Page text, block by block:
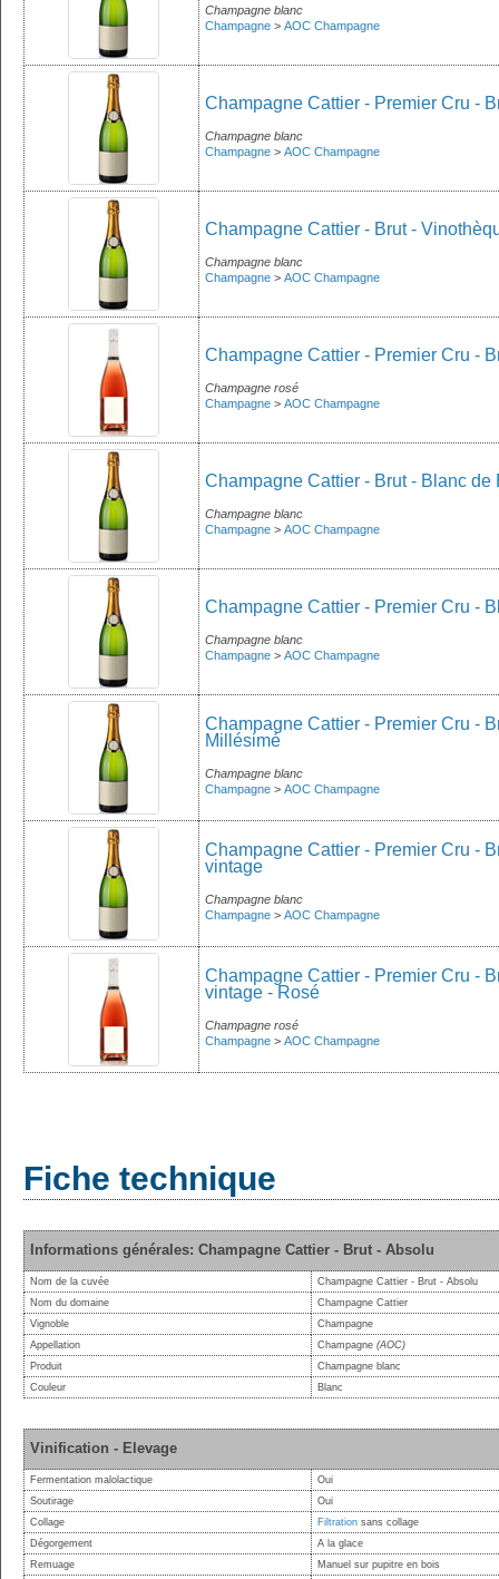
Champagne blanc
Champagne > AOC Champagne
Champagne Cattier - Premier Cru -
Champagne blanc
Champagne > AOC Champagne
Champagne Cattier - Brut -
Champagne blanc
Champagne > AOC Champagne
Champagne Cattier - Premier Cru -
Champagne rosé
Champagne > AOC Champagne
Champagne Cattier - Brut - Blanc de
Champagne blanc
Champagne > AOC Champagne
Champagne Cattier - Premier Cru -
Champagne blanc
Champagne > AOC Champagne
Champagne Cattier - Premier Cru -
Millésimé
Champagne blanc
Champagne > AOC Champagne
Champagne Cattier - Premier Cru -
vintage
Champagne blanc
Champagne > AOC Champagne
Champagne Cattier - Premier Cru -
vintage - Rosé
Champagne rosé
Champagne > AOC Champagne
Fiche technique
Informations générales: Champagne Cattier - Brut - Absolu
Nom de la cuvée
Champagne Cattier - Brut - Absolu
Nom du domaine
Champagne Cattier
Vignoble
Champagne
Appellation
Champagne (AOC)
Produit
Champagne blanc
Couleur
Blanc
Vinification - Elevage
Fermentation malolactique
Oui
Soutirage
Oui
Collage
Filtration sans collage
Dégorgement
A la glace
Remuage
Manuel sur pupitre en bois